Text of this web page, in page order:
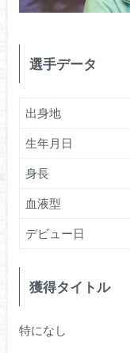
選手データ
出身地
生年月日
身長
血液型
デビュー日
獲得タイトル
特になし